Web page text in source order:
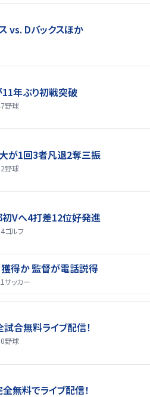
ス vs. Dバックスほか
年ぶり初戦突破
野球
が1回3者凡退2奪三振
野球
Vへ4打差12位好発進
ゴルフ
獲得か 監督が電話説得
サッカー
合無料ライブ配信！
野球
無料でライブ配信！